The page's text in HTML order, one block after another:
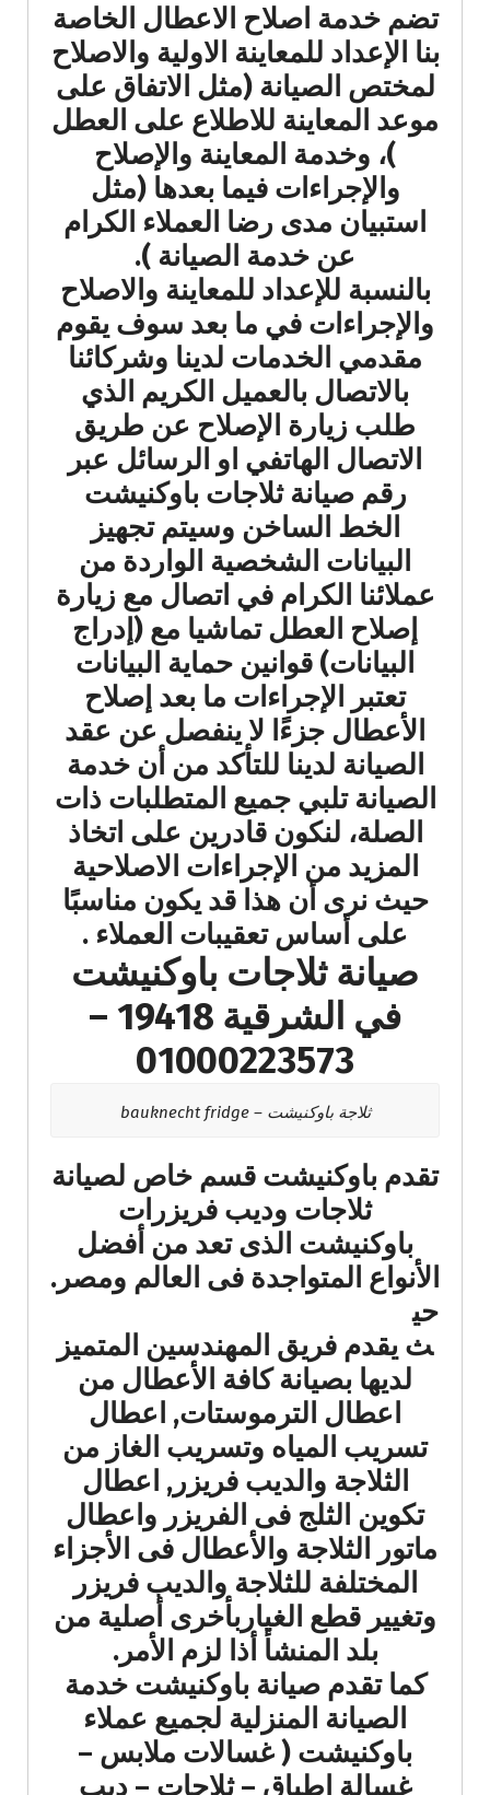
تضم خدمة اصلاح الاعطال الخاصة
بنا الإعداد للمعاينة الاولية والاصلاح
لمختص الصيانة (مثل الاتفاق على
موعد المعاينة للاطلاع على العطل
)، وخدمة المعاينة والإصلاح
والإجراءات فيما بعدها (مثل
استبيان مدى رضا العملاء الكرام
عن خدمة الصيانة ).
بالنسبة للإعداد للمعاينة والاصلاح
والإجراءات في ما بعد سوف يقوم
مقدمي الخدمات لدينا وشركائنا
بالاتصال بالعميل الكريم الذي
طلب زيارة الإصلاح عن طريق
الاتصال الهاتفي او الرسائل عبر
رقم صيانة ثلاجات باوكنيشت
الخط الساخن وسيتم تجهيز
البيانات الشخصية الواردة من
عملائنا الكرام في اتصال مع زيارة
إصلاح العطل تماشيا مع (إدراج
البيانات) قوانين حماية البيانات
تعتبر الإجراءات ما بعد إصلاح
الأعطال جزءًا لا ينفصل عن عقد
الصيانة لدينا للتأكد من أن خدمة
الصيانة تلبي جميع المتطلبات ذات
الصلة، لنكون قادرين على اتخاذ
المزيد من الإجراءات الاصلاحية
حيث نرى أن هذا قد يكون مناسبًا
على أساس تعقيبات العملاء​ .
صيانة ثلاجات باوكنيشت
في الشرقية 19418 –
01000223573
ثلاجة باوكنيشت – bauknecht fridge
تقدم باوكنيشت قسم خاص لصيانة
ثلاجات وديب فريزرات
باوكنيشت الذى تعد من أفضل
الأنواع المتواجدة فى العالم ومصر.
حي
ث يقدم فريق المهندسين المتميز
لديها بصيانة كافة الأعطال من
اعطال الترموستات, اعطال
تسريب المياه وتسريب الغاز من
الثلاجة والديب فريزر, اعطال
تكوين الثلج فى الفريزر واعطال
ماتور الثلاجة والأعطال فى الأجزاء
المختلفة للثلاجة والديب فريزر
وتغيير قطع الغياربأخرى أصلية من
بلد المنشأ أذا لزم الأمر.
كما تقدم صيانة باوكنيشت خدمة
الصيانة المنزلية لجميع عملاء
باوكنيشت ( غسالات ملابس –
غسالة اطباق – ثلاجات – ديب